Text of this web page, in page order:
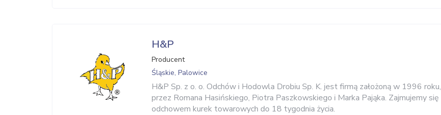
H&P
Producent
Śląskie, Palowice
H&P Sp. z o. o. Odchów i Hodowla Drobiu Sp. K. jest firmą założoną w 1996 roku,
przez Romana Hasińskiego, Piotra Paszkowskiego i Marka Pająka. Zajmujemy się
odchowem kurek towarowych do 18 tygodnia życia.